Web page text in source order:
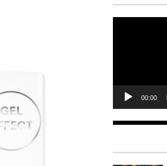
00:00